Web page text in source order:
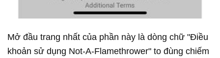
Mở đầu trang nhất của phần này là dòng chữ "Điều
khoản sử dụng Not-A-Flamethrower" to đùng chiếm